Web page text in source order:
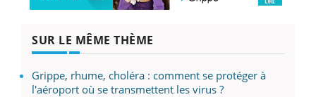
SUR LE MÊME THÈME
Grippe, rhume, choléra : comment se protéger à
l'aéroport où se transmettent les virus ?